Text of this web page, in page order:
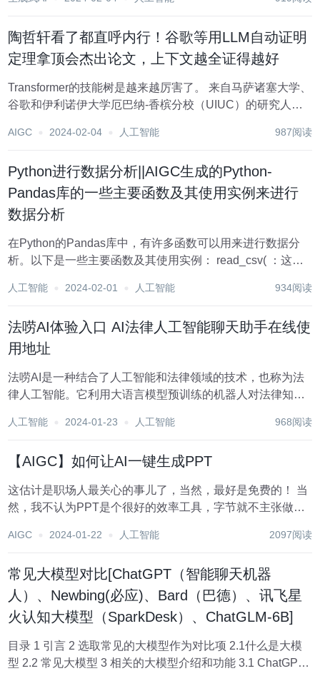
你还真别说，被ICLR 2024接收为Spotlight的“One for
陶哲轩看了都直呼内行！谷歌等用LLM自动证明
定理拿顶会杰出论文，上下文越全证得越好
Transformer的技能树是越来越厉害了。 来自马萨诸塞大学、
谷歌和伊利诺伊大学厄巴纳-香槟分校（UIUC）的研究人员
明。 论文地址：https://arxiv.org/pdf/2303.04910...
AIGC 2024-02-04 人工智能 987阅读
Python进行数据分析||AIGC生成的Python-
Pandas库的一些主要函数及其使用实例来进行
数据分析
在Python的Pandas库中，有许多函数可以用来进行数据分
析。以下是一些主要函数及其使用实例： read_csv( ：这个
为"my_data.csv"的文件，你可以使用以下代码来读取它：
人工智能 2024-02-01 人工智能 934阅读
法唠AI体验入口 AI法律人工智能聊天助手在线使
用地址
法唠AI是一种结合了人工智能和法律领域的技术，也称为法
律人工智能。它利用大语言模型预训练的机器人对法律知识
写、法律案例研究等服务。法唠AI的出现，对律师行业的专
人工智能 2024-01-23 人工智能 968阅读
【AIGC】如何让AI一键生成PPT
这估计是职场人最关心的事儿了，当然，最好是免费的！ 当
然，我不认为PPT是个很好的效率工具，字节就不主张做
是，这并不影响PPT作为一个好的沟通工具，而且，这个
AIGC 2024-01-22 人工智能 2097阅读
常见大模型对比[ChatGPT（智能聊天机器
人）、Newbing(必应)、Bard（巴德）、讯飞星
火认知大模型（SparkDesk）、ChatGLM-6B]
目录 1 引言 2 选取常见的大模型作为对比项 2.1什么是大模
型 2.2 常见大模型 3 相关的大模型介绍和功能 3.1 ChatGPT